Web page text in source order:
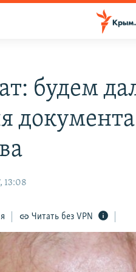
будем
13:08
Читать без VPN